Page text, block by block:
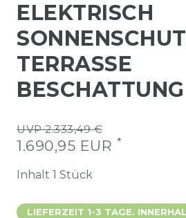
ELEKTRISCH
TERRASSE
BESCHATTUNG
UVP 2.333,49 €
1.690,95 EUR *
Inhalt 1 Stück
LIEFERZEIT 1-3 TAGE.